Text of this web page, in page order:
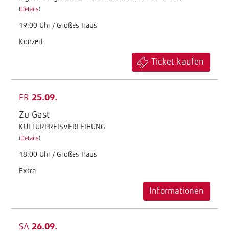
(Details)
19:00 Uhr / Großes Haus
Konzert
Ticket kaufen
FR 25.09.
Zu Gast
KULTURPREISVERLEIHUNG
(Details)
18:00 Uhr / Großes Haus
Extra
Informationen
SA 26.09.